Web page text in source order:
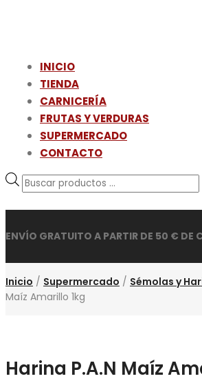
INICIO
TIENDA
CARNICERÍA
FRUTAS Y VERDURAS
SUPERMERCADO
CONTACTO
Búsqueda
de
productos
ENVÍO GRATUITO A PARTIR DE 50 € DE
Inicio / Supermercado / Sémolas y
Maíz Amarillo 1kg
Harina P.A.N Maíz